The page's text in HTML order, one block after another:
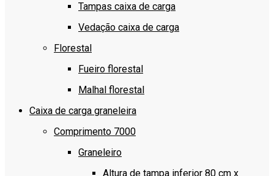
Tampas caixa de carga
Vedação caixa de carga
Florestal
Fueiro florestal
Malhal florestal
Caixa de carga graneleira
Comprimento 7000
Graneleiro
Altura de tampa inferior 80 cm x